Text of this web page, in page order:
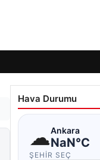
Hava Durumu
☁Ankara
NaN°C
ŞEHIR SEÇ